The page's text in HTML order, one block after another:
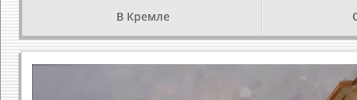
В Кремле